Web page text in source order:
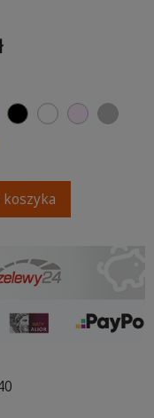
czarnybiałyjasny róż
szary
koszyka